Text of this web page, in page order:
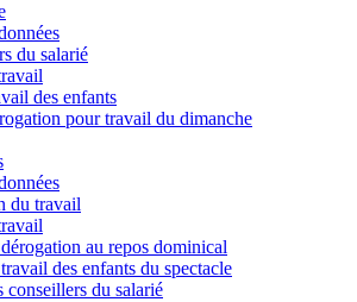
du salarié
des enfants
pour travail du dimanche
du travail
au repos dominical
des enfants du spectacle
conseillers du salarié